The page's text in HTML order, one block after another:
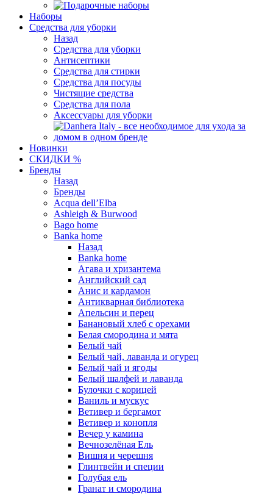
Наборы
Средства для уборки
Назад
Средства для уборки
Антисептики
Средства для стирки
Средства для посуды
Чистящие средства
Средства для пола
Аксессуары для уборки
Новинки
СКИДКИ %
Бренды
Назад
Бренды
Acqua dell’Elba
Ashleigh & Burwood
Bago home
Banka home
Назад
Banka home
Агава и хризантема
Английский сад
Анис и кардамон
Антикварная библиотека
Апельсин и перец
Банановый хлеб с орехами
Белая смородина и мята
Белый чай
Белый чай, лаванда и огурец
Белый чай и ягоды
Белый шалфей и лаванда
Булочки с корицей
Ваниль и мускус
Ветивер и бергамот
Ветивер и конопля
Вечер у камина
Вечнозелёная Ель
Вишня и черешня
Глинтвейн и специи
Голубая ель
Гранат и смородина